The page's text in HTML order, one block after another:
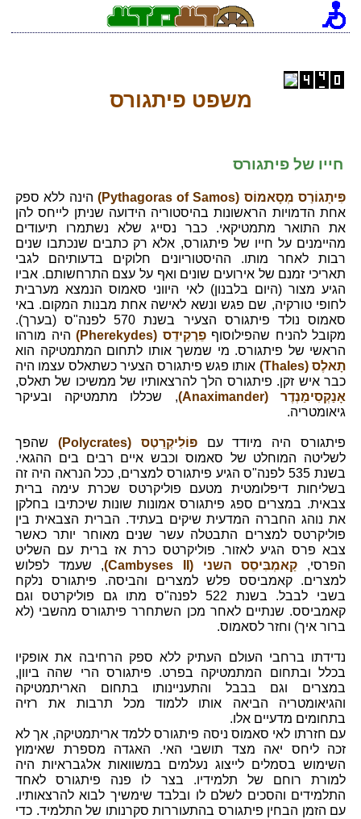
משפט פיתגורס
חייו של פיתגורס
פִּיתָגוֹרַס מְסָאמוֹס (Pythagoras of Samos)
הינה ללא ספק
אחת הדמויות הראשונות בהיסטוריה הידועה שניתן לייחס להן
את התואר מתמטיקאי. כבר נסייג שלא נשתמרו תיעודים
מהיימנים על חייו של פיתגורס, אלא רק כתבים שנכתבו שנים
רבות לאחר מותו. ההיסטוריונים חלוקים בדעותיהם לגבי
תאריכי זמנם של אירועים שונים ואף על עצם התרחשותם. אביו
הגיע מצור (היום בלבנון) לאי היווני סאמוס הנמצא מערבית
לחופי טורקיה, שם פגש ונשא לאישה אחת מבנות המקום. באי
סאמוס נולד פיתגורס הצעיר בשנת 570 לפנה"ס (בערך).
מקובל להניח שהפילוסוףפֵרֶקִידֵס (Pherekydes)
היה מורהו
הראשי של פיתגורס. מי שמשך אותו לתחום המתמטיקה הוא
תָאלֶס (Thales)
אותו פגש פיתגורס הצעיר כשתאלס עצמו היה
כבר איש זקן. פיתגורס הלך להרצאותיו של ממשיכו של תאלס,
אָנַקְסִימַנְדֶר (Anaximander)
, שכללו מתמטיקה ובעיקר
גיאומטריה.
פיתגורס היה מיודד עםפּוֹלִיקְרֵטְס (Polycrates)
שהפך
לשליטה המוחלט של סאמוס וכבש איים רבים בים ההגאי.
בשנת 535 לפנה"ס הגיע פיתגורס למצרים, ככל הנראה היה זה
בשליחות דיפלומטית מטעם פוליקרטס שכרת עימה ברית
צבאית. במצרים ספג פיתגורס אמונות שונות שיכתיבו בחלקן
את נוהג החברה המדעית שיקים בעתיד. הברית הצבאית בין
פוליקרטס למצרים התבטלה עשר שנים מאוחר יותר כאשר
צבא פרס הגיע לאזור. פוליקרטס כרת אז ברית עם השליט
הפרסי, קַאמְבִּיסֵס השני (Cambyses II)
, שעמד לפלוש
למצרים. קאמביסס פלש למצרים והביסה. פיתגורס נלקח
בשבי לבבל. בשנת 522 לפנה"ס מתו גם פוליקרטס וגם
קאמביסס. שנתיים לאחר מכן השתחרר פיתגורס מהשבי (לא
ברור איך) וחזר לסאמוס.
נדידתו ברחבי העולם העתיק ללא ספק הרחיבה את אופקיו
בכלל ובתחום המתמטיקה בפרט. פיתגורס הרי שהה ביוון,
במצרים וגם בבבל והתעניינותו בתחום האריתמטיקה
והגיאומטריה הביאה אותו ללמוד מכל תרבות את רזיה
בתחומים מדעיים אלו.
עם חזרתו לאי סאמוס ניסה פיתגורס ללמד אריתמטיקה, אך לא
זכה ליחס יאה מצד תושבי האי. האגדה מספרת שאימוץ
השימוש בסמלים לייצוג נעלמים במשוואות אלגבראיות היה
למורת רוחם של תלמידיו. בצר לו פנה פיתגורס לאחד
התלמידים והסכים לשלם לו ובלבד שימשיך לבוא להרצאותיו.
עם הזמן הבחין פיתגורס בהתעוררות סקרנותו של התלמיד. כדי